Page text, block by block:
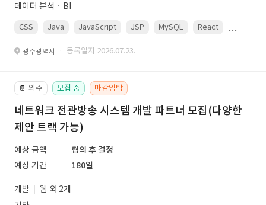
데이터 분석ㆍBI
CSS Java JavaScript JSP MySQL React
광주광역시 · 등록일자 2026.07.23.
📔 외주 모집 중 마감임박
네트워크 전관방송 시스템 개발 파트너 모집(다양한
제안 트랙 가능)
예상 금액
협의 후 결정
예상 기간
180일
개발
웹 외 2개